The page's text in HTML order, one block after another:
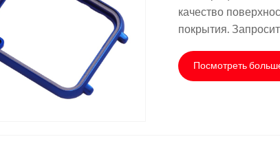
качество
покрытия.
Посмотреть